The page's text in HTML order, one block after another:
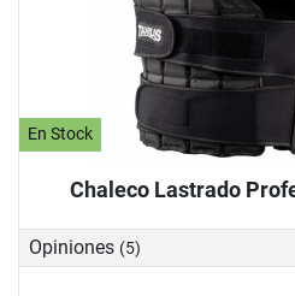
En Stock
Chaleco Lastrado
Opiniones (5)